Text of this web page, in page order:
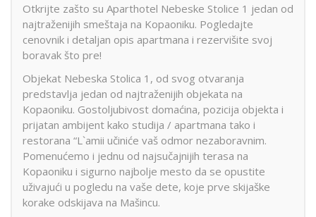
Otkrijte zašto su Aparthotel Nebeske Stolice 1 jedan od
najtraženijih smeštaja na Kopaoniku. Pogledajte
cenovnik i detaljan opis apartmana i rezervišite svoj
boravak što pre!
Objekat Nebeska Stolica 1, od svog otvaranja
predstavlja jedan od najtraženijih objekata na
Kopaoniku. Gostoljubivost domaćina, pozicija objekta i
prijatan ambijent kako studija / apartmana tako i
restorana “L`amii učiniće vaš odmor nezaboravnim.
Pomenućemo i jednu od najsučajnijih terasa na
Kopaoniku i sigurno najbolje mesto da se opustite
uživajući u pogledu na vaše dete, koje prve skijaške
korake odskijava na Mašincu.